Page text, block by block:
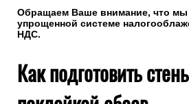
Обращаем Ваше внимание, что мы
упрощенной системе
НДС.
Как подготовить